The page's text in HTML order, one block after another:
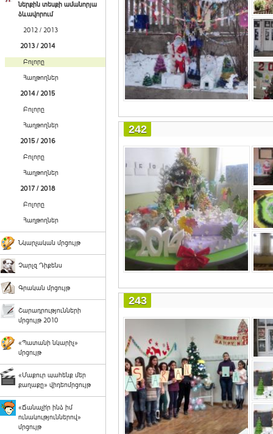
ներքին տեսքի ամանորյա
ձևավորում
2012 / 2013
2013 / 2014
Բոլորը
Հաղթողներ
2014 / 2015
Բոլորը
Հաղթողներ
2015 / 2016
Բոլորը
Հաղթողներ
2017 / 2018
Բոլորը
Հաղթողներ
Նկարչական մրցույթ
Չարլզ Դիքենս
Գրական մրցույթ
Շարադրությունների
մրցույթ 2010
«Պատանի նկարիչ»
մրցույթ
«Մաքուր պահենք մեր
քաղաքը» վիդեոմրցույթ
«Ճանաչի՛ր ինձ իմ
ունակություններով»
մրցույթ
242
243